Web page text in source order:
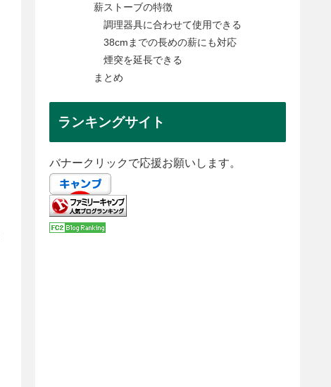
薪ストーブの特徴
調理器具に合わせて使用できる
38cmまでの長めの薪にも対応
煙突を延長できる
まとめ
ランキングサイト
バナークリックで応援お願いします。